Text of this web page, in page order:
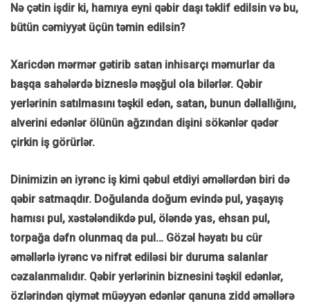
Nə çətin işdir ki, hamıya eyni qəbir daşı təklif edilsin və bu,
bütün cəmiyyət üçün təmin edilsin?
Xaricdən mərmər gətirib satan inhisarçı məmurlar da
başqa sahələrdə bizneslə məşğul ola bilərlər. Qəbir
yerlərinin satılmasını təşkil edən, satan, bunun dəllallığını,
alverini edənlər ölünün ağzından dişini sökənlər qədər
çirkin iş görürlər.
Dinimizin ən iyrənc iş kimi qəbul etdiyi əməllərdən biri də
qəbir satmaqdır. Doğulanda doğum evində pul, yaşayış
hamısı pul, xəstələndikdə pul, öləndə yas, ehsan pul,
torpağa dəfn olunmaq da pul… Gözəl həyatı bu cür
əməllərlə iyrənc və nifrət ediləsi bir duruma salanlar
cəzalanmalıdır. Qəbir yerlərinin biznesini təşkil edənlər,
özlərindən qiymət müəyyən edənlər qanuna zidd əməllərə